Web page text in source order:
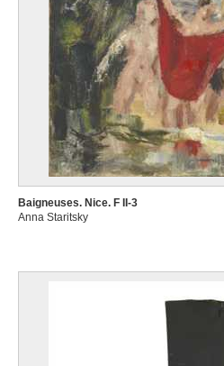
Baigneuses. Nice. F II-3
Anna Staritsky